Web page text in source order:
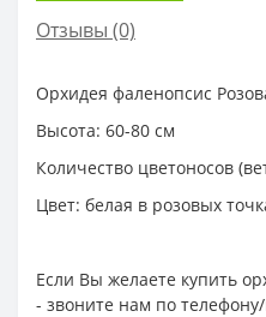
Отзывы (0)
Орхидея фаленопсис
Высота: 60-80 см
Количество цветоносов
Цвет: белая в розовых
Если Вы желаете купить
- звоните нам по